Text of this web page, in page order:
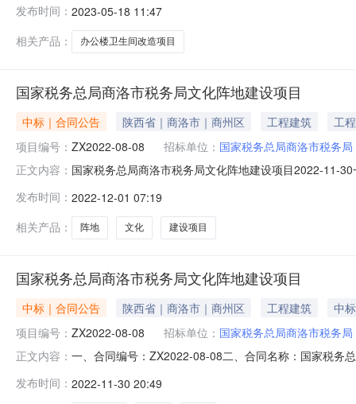
元，质量：合格，工期：50日历天；中标候选人第3名
发布时间： 2023-05-18 11:47
相关产品：
办公楼卫生间改造项目
国家税务总局商洛市税务局文化阵地建设项目
中标｜合同公告 陕西省｜商洛市｜商州区 工程建筑
工程
项目编号： ZX2022-08-08 招标单位： 国家税务总局商洛市税务局
正文内容： 国家税务总局商洛市税务局文化阵地建设项目2022-11-
2886100供应商（乙方）：陕西秦华环艺建设工程有限
发布时间： 2022-12-01 07:19
相关产品：
阵地 文化 建设项目
国家税务总局商洛市税务局文化阵地建设项目
中标｜合同公告 陕西省｜商洛市｜商州区 工程建筑
中
项目编号： ZX2022-08-08 招标单位： 国家税务总局商洛市税务局
正文内容： 一、合同编号：ZX2022-08-08二、合同名称：国家税务
地址：陕西省西安市碑林区友谊西路322号中科尚城商
发布时间： 2022-11-30 20:49